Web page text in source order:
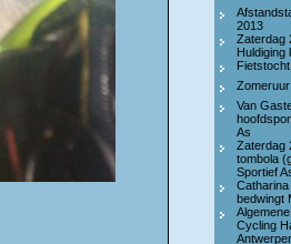
2013
Zaterdag
Huldiging
Zomeruur
Van
As
Zaterdag
tombola
Sportief
bedwingt
Cycling